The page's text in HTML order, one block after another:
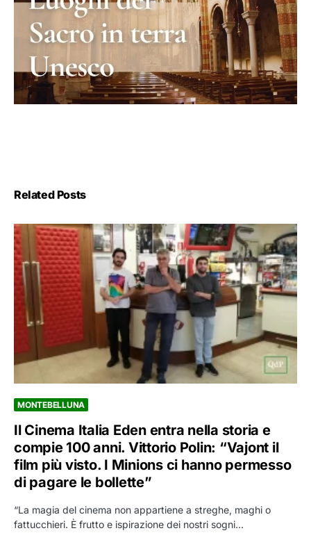
Related Posts
MONTEBELLUNA
Il Cinema Italia Eden entra nella storia e
compie 100 anni. Vittorio Polin: “Vajont il
film più visto. I Minions ci hanno permesso
di pagare le bollette”
“La magia del cinema non appartiene a streghe, maghi o
fattucchieri. È frutto e ispirazione dei nostri sogni…